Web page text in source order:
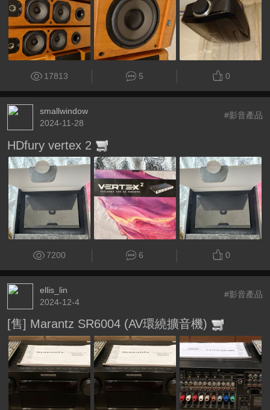
17813 5 0
smallwindow
2024-11-28
#影音產品
HDfury vertex 2
7200 6 0
ellis_lin
2024-12-4
#影音產品
[售] Marantz SR6004 (AV環繞擴音機)